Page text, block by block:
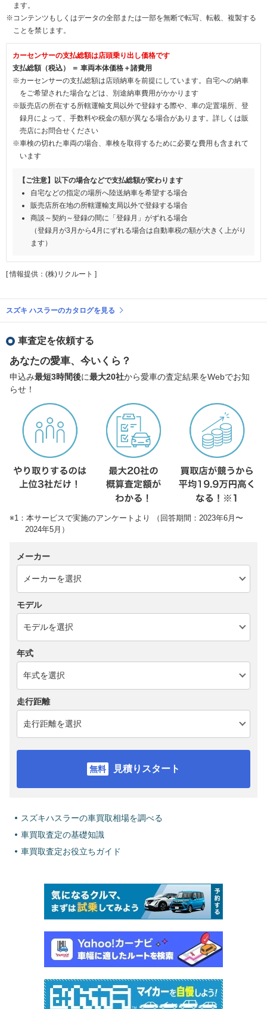
ます。
※コンテンツもしくはデータの全部または一部を無断で転写、転載、複製する
ことを禁じます。
カーセンサーの支払総額は店頭乗り出し価格です
支払総額（税込） ＝ 車両本体価格＋諸費用
※カーセンサーの支払総額は店頭納車を前提にしています。自宅への納車
をご希望された場合などは、別途納車費用がかかります
※販売店の所在する所轄運輸支局以外で登録する際や、車の定置場所、登
録月によって、手数料や税金の額が異なる場合があります。詳しくは販
売店にお問合せください
※車検の切れた車両の場合、車検を取得するために必要な費用も含まれて
います
【ご注意】以下の場合などで支払総額が変わります
自宅などの指定の場所へ陸送納車を希望する場合
販売店所在地の所轄運輸支局以外で登録する場合
商談～契約～登録の間に「登録月」がずれる場合
（登録月が3月から4月にずれる場合は自動車税の額が大きく上がり
ます）
[ 情報提供：(株)リクルート ]
スズキ ハスラーのカタログを見る
車査定を依頼する
あなたの愛車、今いくら？
申込み最短3時間後に最大20社から愛車の査定結果をWebでお知
らせ！
※1：本サービスで実施のアンケートより （回答期間：2023年6月〜
2024年5月）
メーカー
モデル
年式
走行距離
見積りスタート
スズキハスラーの車買取相場を調べる
車買取査定の基礎知識
車買取査定お役立ちガイド